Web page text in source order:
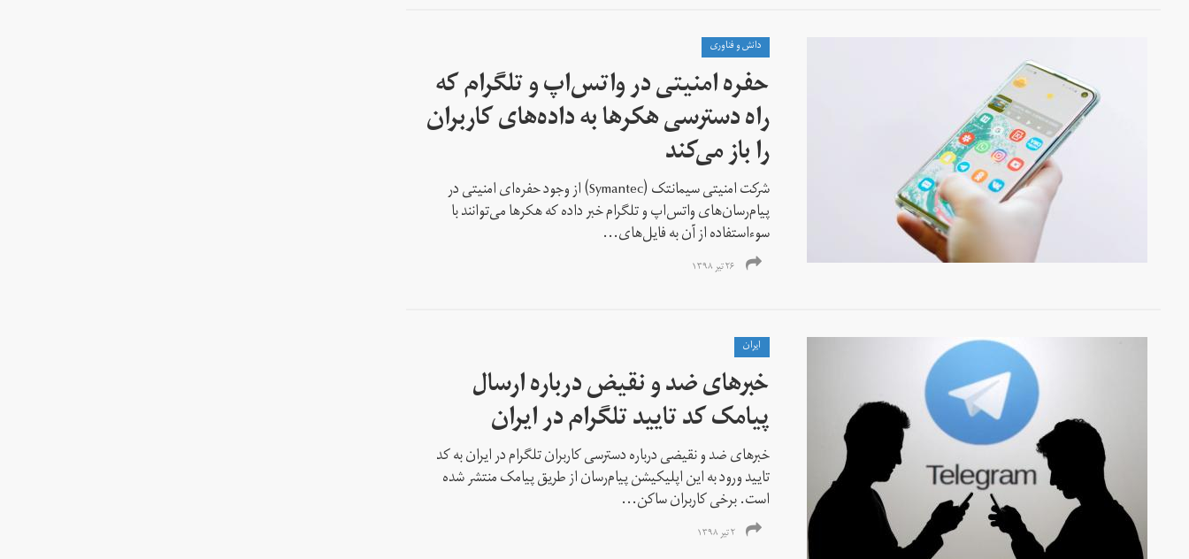
دانش و فناوری
حفره امنیتی در واتس‌اپ و تلگرام که
راه دسترسی هکرها به داده‌های کاربران
را باز می‌کند
شرکت امنیتی سیمانتک (Symantec) از وجود حفره‌ای امنیتی در
پیام‌رسان‌های واتس‌اپ و تلگرام خبر داده که هکرها می‌توانند با
سوءاستفاده از آن به فایل‌های...
۲۶ تیر ۱۳۹۸
ايران
خبرهای ضد و نقیض درباره ارسال
پیامک‌ کد تایید تلگرام در ایران
خبرهای ضد و نقیضی درباره دسترسی کاربران تلگرام در ایران به کد
تایید ورود به این اپلیکیشن پیام‌رسان از طریق پیامک منتشر شده
است. برخی کاربران ساکن...
۲ تیر ۱۳۹۸